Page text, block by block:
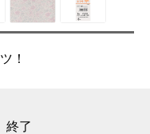
！
終了